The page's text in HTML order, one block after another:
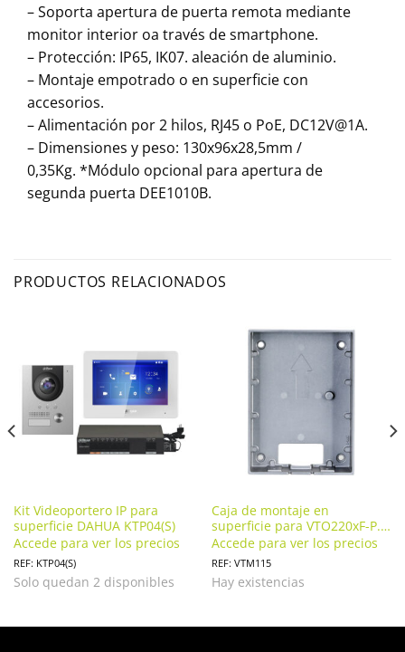
– Soporta apertura de puerta remota mediante
monitor interior oa través de smartphone.
– Protección: IP65, IK07. aleación de aluminio.
– Montaje empotrado o en superficie con
accesorios.
– Alimentación por 2 hilos, RJ45 o PoE, DC12V@1A.
– Dimensiones y peso: 130x96x28,5mm /
0,35Kg. *Módulo opcional para apertura de
segunda puerta DEE1010B.
PRODUCTOS RELACIONADOS
Kit Videoportero IP para
superficie DAHUA KTP04(S)
Accede para ver los precios
REF: KTP04(S)
Solo quedan 2 disponibles
Caja de montaje en
superficie para VTO220xF-P.
VTM115
Accede para ver los precios
REF: VTM115
Hay existencias